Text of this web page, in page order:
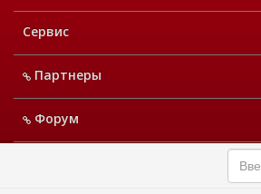
Сервис
Партнеры
Форум